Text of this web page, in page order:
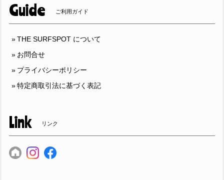
Guide ご利用ガイド
THE SURFSPOT について
お問合せ
プライバシーポリシー
特定商取引法に基づく表記
Link リンク